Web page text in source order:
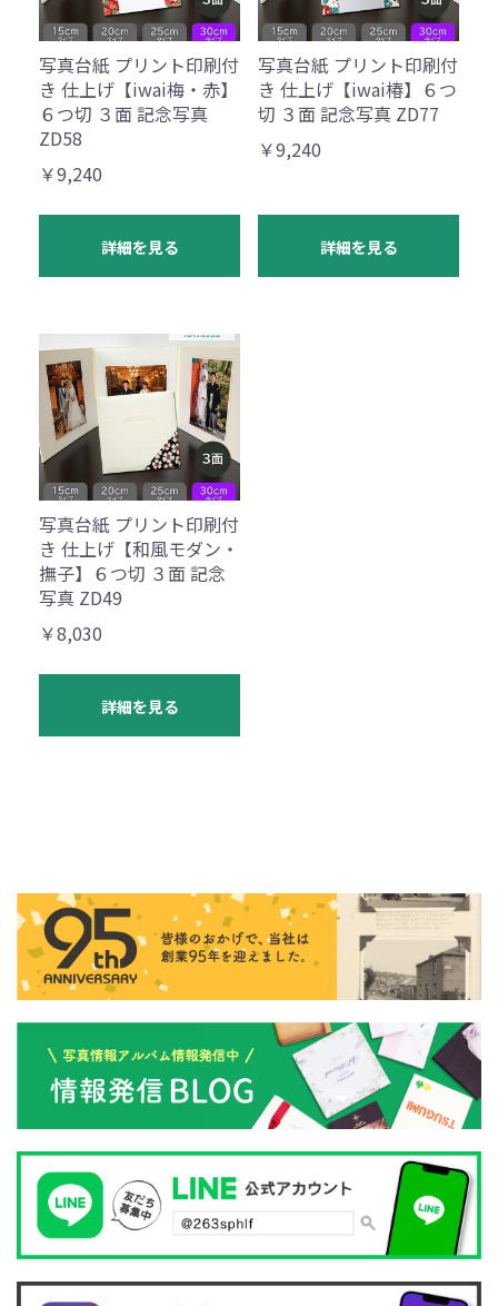
写真台紙 プリント印刷付
き 仕上げ【iwai梅・赤】
６つ切 ３面 記念写真
ZD58
￥9,240
詳細を見る
写真台紙 プリント印刷付
き 仕上げ【iwai椿】６つ
切 ３面 記念写真 ZD77
￥9,240
詳細を見る
写真台紙 プリント印刷付
き 仕上げ【和風モダン・
撫子】６つ切 ３面 記念
写真 ZD49
￥8,030
詳細を見る
お買い物を続ける カートへ進む